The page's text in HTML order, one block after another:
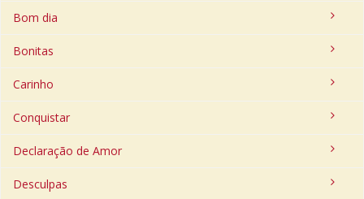
Bom dia
Bonitas
Carinho
Conquistar
Declaração de Amor
Desculpas